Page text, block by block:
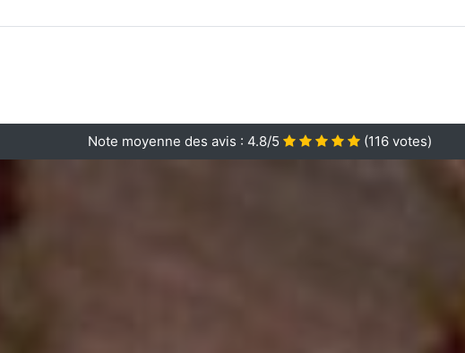
Note moyenne des avis : 4.8/5 (116 votes)